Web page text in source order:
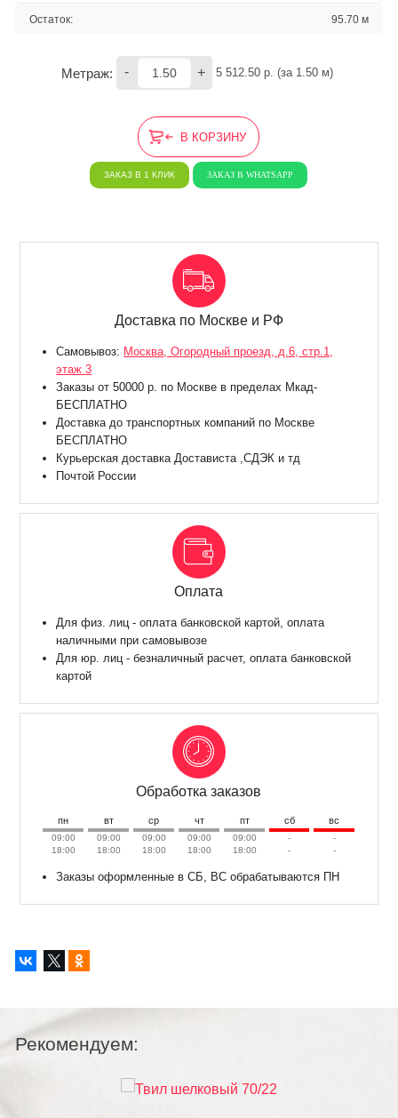
Остаток: 95.70 м
Метраж: - + 5 512.50 р. (за 1.50 м)
В КОРЗИНУ
ЗАКАЗ В 1 КЛИК ЗАКАЗ В WHATSAPP
Доставка по Москве и РФ
Самовывоз: Москва, Огородный проезд, д.6, стр.1,
этаж 3
Заказы от 50000 р. по Москве в пределах Мкад-
БЕСПЛАТНО
Доставка до транспортных компаний по Москве
БЕСПЛАТНО
Курьерская доставка Достависта ,СДЭК и тд
Почтой России
Оплата
Для физ. лиц - оплата банковской картой, оплата
наличными при самовывозе
Для юр. лиц - безналичный расчет, оплата банковской
картой
Обработка заказов
пн вт ср чт пт сб вс
09:00
18:00
09:00
18:00
09:00
18:00
09:00
18:00
09:00
18:00
-
-
-
-
Заказы оформленные в СБ, ВС обрабатываются ПН
Рекомендуем: